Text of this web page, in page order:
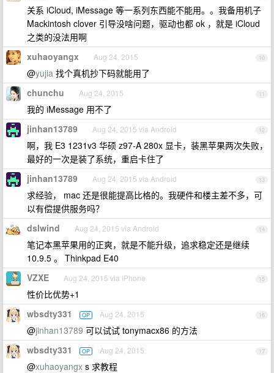
关系 iCloud, iMessage 等一系列东西能不能用。。我备用机子
Mackintosh clover 引导没啥问题，驱动也都 ok ，就是 iCloud
之类的没法用啊
10
xuhaoyangx Aug 24, 2015
@yujia 找个真机抄下码就能用了
11
chunchu Aug 24, 2015
我的 iMessage 用不了
12
jinhan13789 Aug 24, 2015 via Android
啊，我 E3 1231v3 华硕 z97-A 280x 显卡，装黑苹果两次失败，
最好的一次是装了系统，重启卡住了
13
jinhan13789 Aug 24, 2015 via Android
求经验， mac 还是很能提高比格的。我硬件和楼主差不多，可
以有偿提供服务吗？
14
dslwind Aug 24, 2015 via Android
笔记本黑苹果用的正爽，就是不能升级，追求稳定还是继续
10.9.5 。 Thinkpad E40
15
VZXE Aug 24, 2015 via iPhone
性价比优势+1
16
wbsdty331 OP Aug 24, 2015
@jinhan13789 可以试试 tonymacx86 的方法
17
wbsdty331 OP Aug 24, 2015
@xuhaoyangx s 求教程